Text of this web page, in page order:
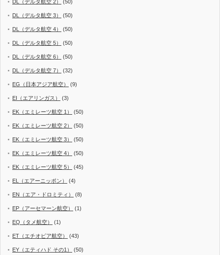
DL（デルタ航空 2） (50)
DL（デルタ航空 3） (50)
DL（デルタ航空 4） (50)
DL（デルタ航空 5） (50)
DL（デルタ航空 6） (50)
DL（デルタ航空 7） (32)
EG（日本アジア航空） (9)
EI（エアリンガス） (3)
EK（エミレーツ航空 1） (50)
EK（エミレーツ航空 2） (50)
EK（エミレーツ航空 3） (50)
EK（エミレーツ航空 4） (50)
EK（エミレーツ航空 5） (45)
EL（エアーニッポン） (4)
EN（エア・ドロミティ） (8)
EP（アーセマーン航空） (1)
EQ（タメ航空） (1)
ET（エチオピア航空） (43)
EY（エティハド その1） (50)